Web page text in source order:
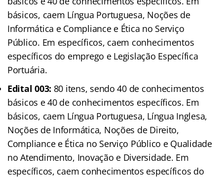
básicos, caem Língua Portuguesa, Noções de
Informática e Compliance e Ética no Serviço
Público. Em específicos, caem conhecimentos
específicos do emprego e Legislação Específica
Portuária.
Edital 003: 80 itens, sendo 40 de conhecimentos
básicos e 40 de conhecimentos específicos. Em
básicos, caem Língua Portuguesa, Língua Inglesa,
Noções de Informática, Noções de Direito,
Compliance e Ética no Serviço Público e Qualidade
no Atendimento, Inovação e Diversidade. Em
específicos, caem conhecimentos específicos do